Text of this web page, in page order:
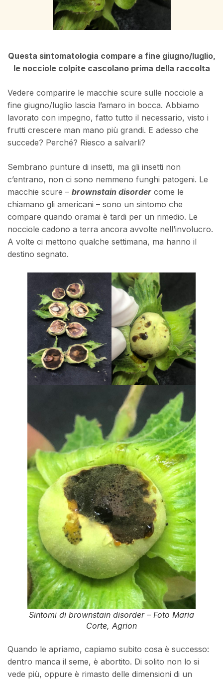
Questa sintomatologia compare a fine giugno/luglio,
le nocciole colpite cascolano prima della raccolta
Vedere comparire le macchie scure sulle nocciole a
fine giugno/luglio lascia l’amaro in bocca. Abbiamo
lavorato con impegno, fatto tutto il necessario, visto i
frutti crescere man mano più grandi. E adesso che
succede? Perché? Riesco a salvarli?
Sembrano punture di insetti, ma gli insetti non
c’entrano, non ci sono nemmeno funghi patogeni. Le
macchie scure – brownstain disorder come le
chiamano gli americani – sono un sintomo che
compare quando oramai è tardi per un rimedio. Le
nocciole cadono a terra ancora avvolte nell’involucro.
A volte ci mettono qualche settimana, ma hanno il
destino segnato.
Sintomi di brownstain disorder– Foto Maria
Corte, Agrion
Quando le apriamo, capiamo subito cosa è successo:
dentro manca il seme, è abortito. Di solito non lo si
vede più, oppure è rimasto delle dimensioni di un